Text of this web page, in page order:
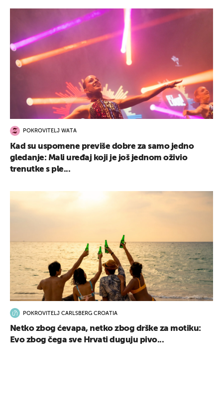
POKROVITELJ WATA
Kad su uspomene previše dobre za samo jedno
gledanje: Mali uređaj koji je još jednom oživio
trenutke s ple...
POKROVITELJ CARLSBERG CROATIA
Netko zbog ćevapa, netko zbog drške za motiku:
Evo zbog čega sve Hrvati duguju pivo...